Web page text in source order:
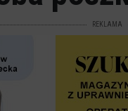
REKLAMA